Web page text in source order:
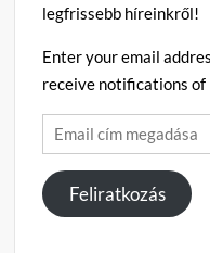
legfrissebb híreinkről!
Enter your email
receive notifications of
Email
cím
megadása
Feliratkozás